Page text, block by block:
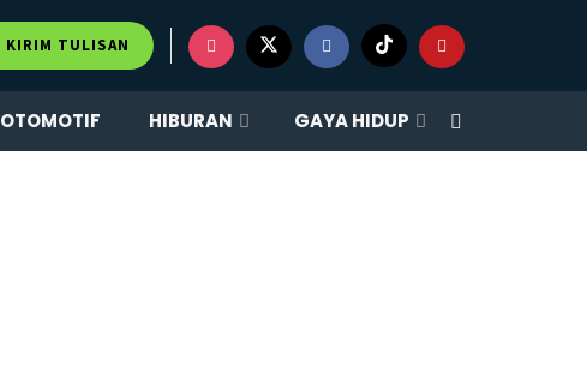
KIRIM TULISAN
OTOMOTIF HIBURAN GAYA HIDUP